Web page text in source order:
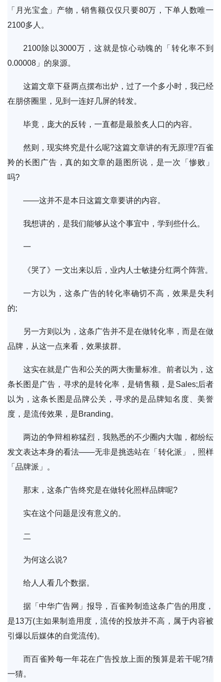
「月光宝盒」产物，销售额仅仅只要80万，下单人数唯一
2100多人。
2100除以3000万，这就是惊心动魄的「转化率不到
0.00008」的泉源。
这篇文章下昼两点摆布出炉，过了一个多小时，我已经
在朋侪圈里，见到一连好几屏的转发。
毕竟，庞大的反转，一直都是最脍炙人口的内容。
然则，现实终究是什么呢?这篇文章讲的有无原理?百雀
羚的长图广告，真的如文章的题图所说，是一次「惨败」
吗?
——这并不是本日这篇文章要讲的内容。
我想讲的，是我们能够从这个事宜中，学到些什么。
一
《哭了》一文出来以后，业内人士敏捷分红两个阵营。
一方以为，这条广告的转化率确切不高，效果是失利
的;
另一方则以为，这条广告并不是在做转化率，而是在做
品牌，从这一点来看，效果拔群。
这实在就是广告和公关的两大衡量标准。前者以为，这
条长图是广告，寻求的是转化率，是销售额，是Sales;后者
以为，这条长图是品牌公关，寻求的是品牌知名度、美誉
度，是流传效果，是Branding。
两边的争辩相称猛烈，我熟悉的不少圈内大咖，都纷纭
发文表达本身的看法——无非是挑选站在「转化派」，照样
「品牌派」。
那末，这条广告终究是在做转化照样品牌呢?
实在这个问题是没有意义的。
二
为何这么说?
给人人看几个数据。
据「中华广告网」报导，百雀羚制造这条广告的用度，
是13万(主如果制造用度，流传的投放并不高，属于内容被
引爆以后媒体的自觉流传)。
而百雀羚每一年花在广告投放上面的预算是若干呢?猜
一猜。